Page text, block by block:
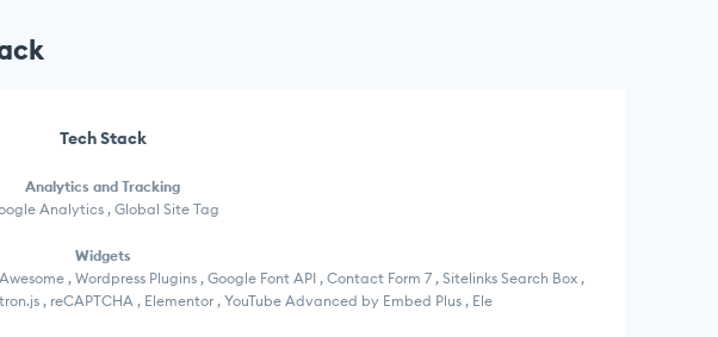
Tech Stack
Analytics and Tracking
Analytics , Global Site Tag
Widgets
, Wordpress Plugins , Google Font API , Contact Form 7 , Sitelinks Search Box ,
, reCAPTCHA , Elementor , YouTube Advanced by Embed Plus , Ele